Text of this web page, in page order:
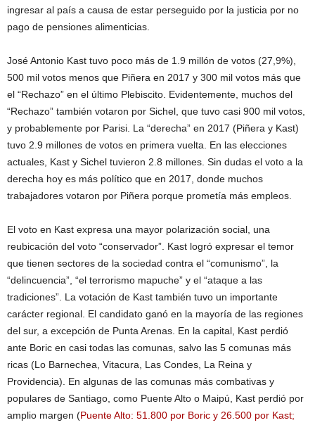
ingresar al país a causa de estar perseguido por la justicia por no
pago de pensiones alimenticias.
José Antonio Kast tuvo poco más de 1.9 millón de votos (27,9%),
500 mil votos menos que Piñera en 2017 y 300 mil votos más que
el “Rechazo” en el último Plebiscito. Evidentemente, muchos del
“Rechazo” también votaron por Sichel, que tuvo casi 900 mil votos,
y probablemente por Parisi. La “derecha” en 2017 (Piñera y Kast)
tuvo 2.9 millones de votos en primera vuelta. En las elecciones
actuales, Kast y Sichel tuvieron 2.8 millones. Sin dudas el voto a la
derecha hoy es más político que en 2017, donde muchos
trabajadores votaron por Piñera porque prometía más empleos.
El voto en Kast expresa una mayor polarización social, una
reubicación del voto “conservador”. Kast logró expresar el temor
que tienen sectores de la sociedad contra el “comunismo”, la
“delincuencia”, “el terrorismo mapuche” y el “ataque a las
tradiciones”. La votación de Kast también tuvo un importante
carácter regional. El candidato ganó en la mayoría de las regiones
del sur, a excepción de Punta Arenas. En la capital, Kast perdió
ante Boric en casi todas las comunas, salvo las 5 comunas más
ricas (Lo Barnechea, Vitacura, Las Condes, La Reina y
Providencia). En algunas de las comunas más combativas y
populares de Santiago, como Puente Alto o Maipú, Kast perdió por
amplio margen (Puente Alto: 51.800 por Boric y 26.500 por Kast;